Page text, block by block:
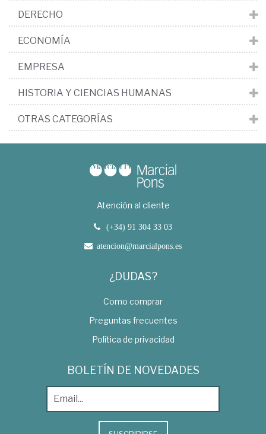
DERECHO
ECONOMÍA
EMPRESA
HISTORIA Y CIENCIAS HUMANAS
OTRAS CATEGORÍAS
Atención al cliente
(+34) 91 304 33 03
atencion@marcialpons.es
¿DUDAS?
Como comprar
Preguntas frecuentes
Política de privacidad
BOLETÍN DE NOVEDADES